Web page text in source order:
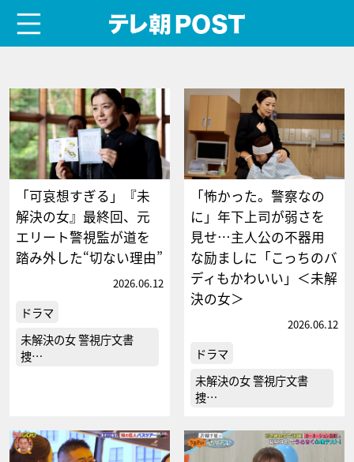
「可哀想すぎる」『未
解決の女』最終回、元
エリート警視監が道を
踏み外した“切ない理由”
2026.06.12
ドラマ
未解決の女 警視庁文書
捜…
「怖かった。警察なの
に」年下上司が弱さを
見せ…主人公の不器用
な励ましに「こっちのバ
ディもかわいい」＜未解
決の女＞
2026.06.12
ドラマ
未解決の女 警視庁文書
捜…